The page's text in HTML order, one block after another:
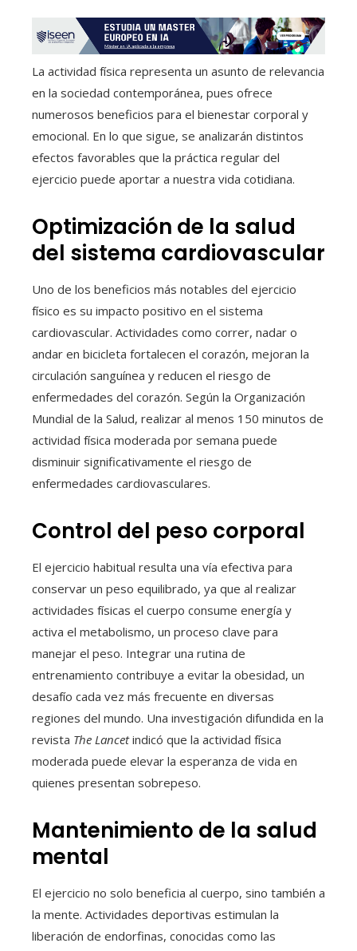
La actividad física representa un asunto de relevancia
en la sociedad contemporánea, pues ofrece
numerosos beneficios para el bienestar corporal y
emocional. En lo que sigue, se analizarán distintos
efectos favorables que la práctica regular del
ejercicio puede aportar a nuestra vida cotidiana.
Optimización de la salud
del sistema cardiovascular
Uno de los beneficios más notables del ejercicio
físico es su impacto positivo en el sistema
cardiovascular. Actividades como correr, nadar o
andar en bicicleta fortalecen el corazón, mejoran la
circulación sanguínea y reducen el riesgo de
enfermedades del corazón. Según la Organización
Mundial de la Salud, realizar al menos 150 minutos de
actividad física moderada por semana puede
disminuir significativamente el riesgo de
enfermedades cardiovasculares.
Control del peso corporal
El ejercicio habitual resulta una vía efectiva para
conservar un peso equilibrado, ya que al realizar
actividades físicas el cuerpo consume energía y
activa el metabolismo, un proceso clave para
manejar el peso. Integrar una rutina de
entrenamiento contribuye a evitar la obesidad, un
desafío cada vez más frecuente en diversas
regiones del mundo. Una investigación difundida en la
revista The Lancetindicó que la actividad física
moderada puede elevar la esperanza de vida en
quienes presentan sobrepeso.
Mantenimiento de la salud
mental
El ejercicio no solo beneficia al cuerpo, sino también a
la mente. Actividades deportivas estimulan la
liberación de endorfinas, conocidas como las